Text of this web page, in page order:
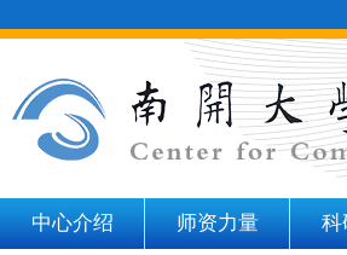
中心介绍 师资力量 科